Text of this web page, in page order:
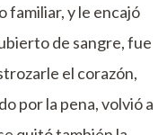
familiar, y le encajó
de sangre, fue
el corazón,
por la pena, volvió a